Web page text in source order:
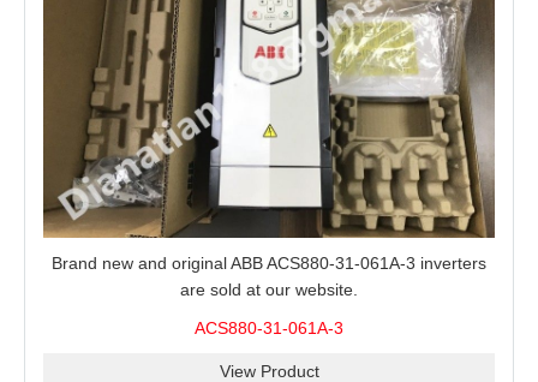
Brand new and original ABB ACS880-31-061A-3 inverters
are sold at our website.
ACS880-31-061A-3
View Product